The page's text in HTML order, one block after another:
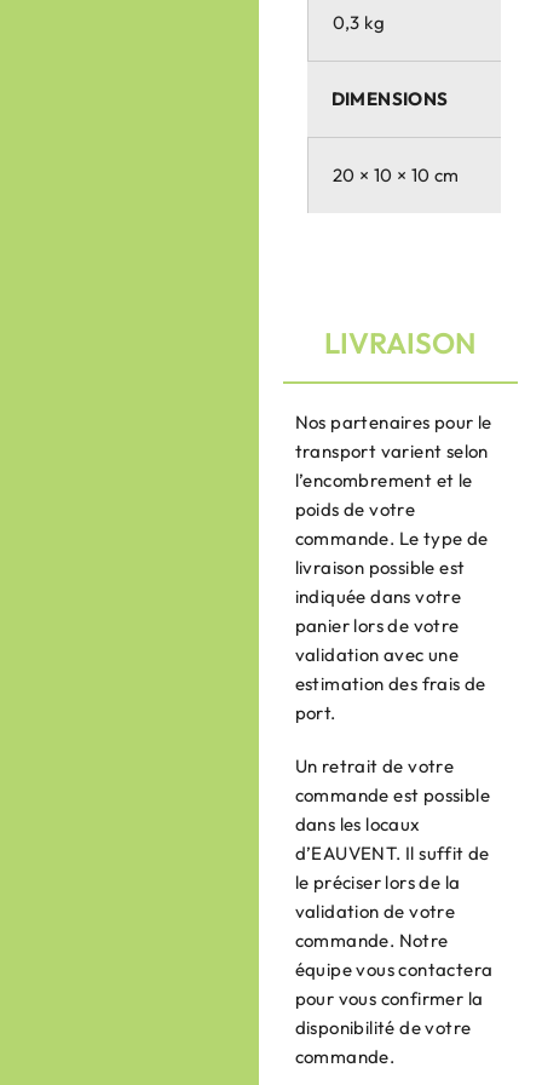
0,3 kg
DIMENSIONS
20 × 10 × 10 cm
LIVRAISON
Nos partenaires pour le
transport varient selon
l’encombrement et le
poids de votre
commande. Le type de
livraison possible est
indiquée dans votre
panier lors de votre
validation avec une
estimation des frais de
port.
Un retrait de votre
commande est possible
dans les locaux
d’EAUVENT. Il suffit de
le préciser lors de la
validation de votre
commande. Notre
équipe vous contactera
pour vous confirmer la
disponibilité de votre
commande.